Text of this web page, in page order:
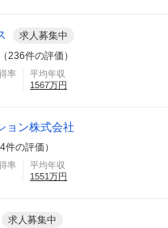
求人募集中
（236件の評価）
率
平均年収
1567万円
ョン株式会社
4件の評価）
率
平均年収
1551 万円
求人募集中